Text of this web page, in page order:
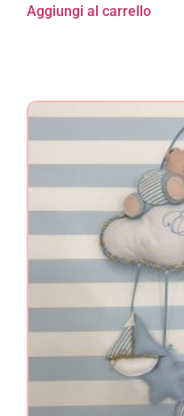
Aggiungi al carrello